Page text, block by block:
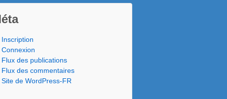
Inscription
Connexion
Flux des publications
Flux des commentaires
Site de WordPress-FR